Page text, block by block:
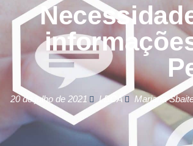
20 de julho de 2021 LBCA Mariana